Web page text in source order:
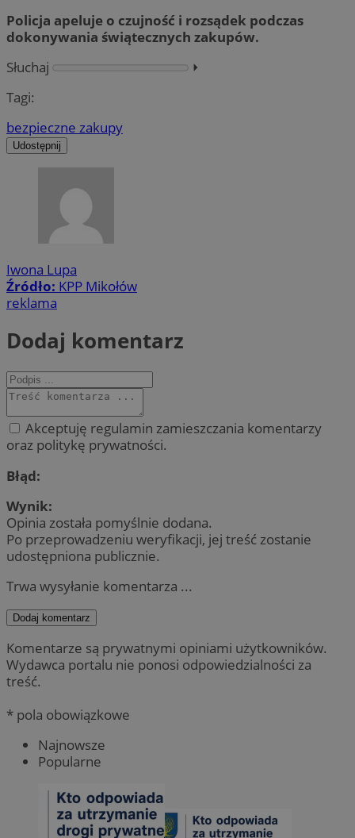
Policja apeluje o czujność i rozsądek podczas
dokonywania świątecznych zakupów.
Słuchaj
⏵︎
Tagi:
bezpieczne zakupy
Udostępnij
Iwona Lupa
Źródło: KPP Mikołów
reklama
Dodaj komentarz
Akceptuję regulamin zamieszczania komentarzy
oraz politykę prywatności.
Błąd:
Wynik:
Opinia została pomyślnie dodana.
Po przeprowadzeniu weryfikacji, jej treść zostanie
udostępniona publicznie.
Trwa wysyłanie komentarza ...
Dodaj komentarz
Komentarze są prywatnymi opiniami użytkowników.
Wydawca portalu nie ponosi odpowiedzialności za
treść.
* pola obowiązkowe
Najnowsze
Popularne